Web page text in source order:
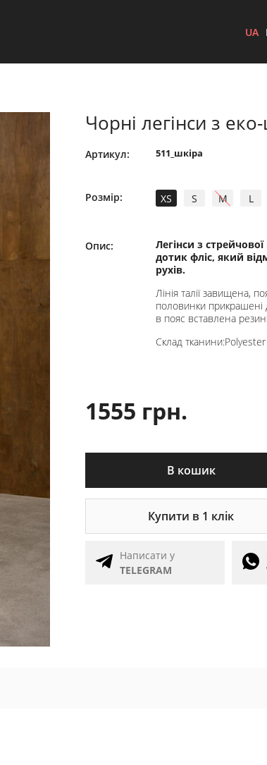
UA
Чорні легінси з
Артикул: 511_шкіра
Розмір: XS S M L
Опис:
Легінси з
дотик фліс, який
рухів.
Лінія талії завищена,
половинки прикрашені
в пояс вставлена
Склад
1555 грн.
В кошик
Купити в 1 клік
Написати у
TELEGRAM